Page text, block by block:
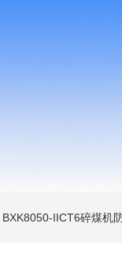
BXK8050-IICT6碎煤机